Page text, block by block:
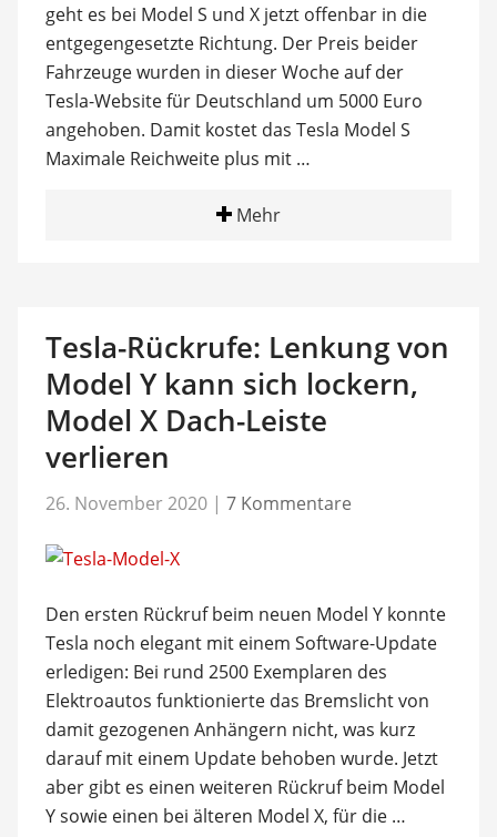
geht es bei Model S und X jetzt offenbar in die
entgegengesetzte Richtung. Der Preis beider
Fahrzeuge wurden in dieser Woche auf der
Tesla-Website für Deutschland um 5000 Euro
angehoben. Damit kostet das Tesla Model S
Maximale Reichweite plus mit …
Mehr
Tesla-Rückrufe: Lenkung von
Model Y kann sich lockern,
Model X Dach-Leiste
verlieren
26. November 2020 | 7 Kommentare
Den ersten Rückruf beim neuen Model Y konnte
Tesla noch elegant mit einem Software-Update
erledigen: Bei rund 2500 Exemplaren des
Elektroautos funktionierte das Bremslicht von
damit gezogenen Anhängern nicht, was kurz
darauf mit einem Update behoben wurde. Jetzt
aber gibt es einen weiteren Rückruf beim Model
Y sowie einen bei älteren Model X, für die …